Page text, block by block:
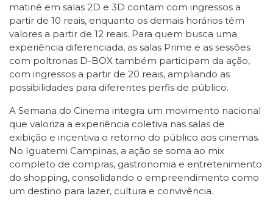
matinê em salas 2D e 3D contam com ingressos a
partir de 10 reais, enquanto os demais horários têm
valores a partir de 12 reais. Para quem busca uma
experiência diferenciada, as salas Prime e as sessões
com poltronas D-BOX também participam da ação,
com ingressos a partir de 20 reais, ampliando as
possibilidades para diferentes perfis de público.
A Semana do Cinema integra um movimento nacional
que valoriza a experiência coletiva nas salas de
exibição e incentiva o retorno do público aos cinemas.
No Iguatemi Campinas, a ação se soma ao mix
completo de compras, gastronomia e entretenimento
do shopping, consolidando o empreendimento como
um destino para lazer, cultura e convivência.